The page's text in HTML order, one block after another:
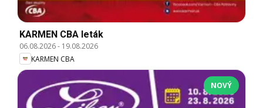
KARMEN CBA leták
06.08.2026- 19.08.2026
KARMEN CBA
NOVÝ